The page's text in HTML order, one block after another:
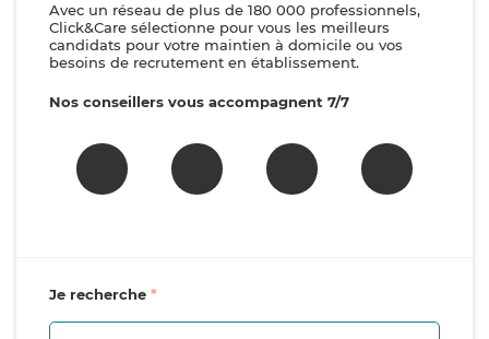
Avec un réseau de plus de 180 000 professionnels,
Click&Care sélectionne pour vous les meilleurs
candidats pour votre maintien à domicile ou vos
besoins de recrutement en établissement.
Nos conseillers vous accompagnent 7/7
Je recherche